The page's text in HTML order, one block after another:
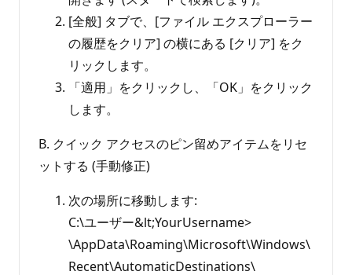
[全般] タブで、[ファイル エクスプローラー
の履歴をクリア] の横にある [クリア] をク
リックします。
「適用」をクリックし、「OK」をクリック
します。
B. クイック アクセスのピン留めアイテムをリセ
ットする (手動修正)
次の場所に移動します:
C:\ユーザー&lt;YourUsername>
\AppData\Roaming\Microsoft\Windows\
Recent\AutomaticDestinations\